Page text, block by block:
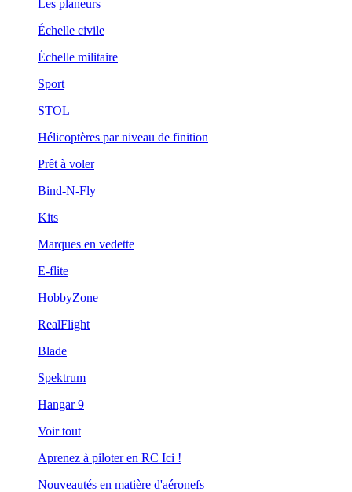
Les planeurs
Échelle civile
Échelle militaire
Sport
STOL
Hélicoptères par niveau de finition
Prêt à voler
Bind-N-Fly
Kits
Marques en vedette
E-flite
HobbyZone
RealFlight
Blade
Spektrum
Hangar 9
Voir tout
Aprenez à piloter en RC Ici !
Nouveautés en matière d'aéronefs